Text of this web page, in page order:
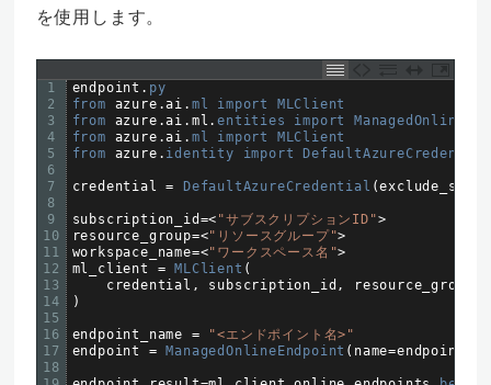
を使用します。
1
2
3
4
5
6
7
8
9
10
11
12
13
14
15
16
17
18
endpoint . py
from azure .ai . ml import MLClient
from azure .ai . ml .entities import
from azure .ai . ml import MLClient
from azure . identity import DefaultAzureCredential
credential = DefaultAzureCredential (
subscription_id =< "サブスクリプションID">
resource_group=<"リソースグループ">
workspace_name=<"ワークスペース名">
ml_client
= MLClient (
credential , subscription_id , resource_group
)
endpoint_name =
"<エンドポイント名>"
endpoint
= ManagedOnlineEndpoint ( name=